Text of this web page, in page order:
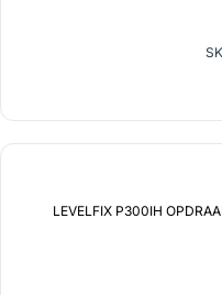
LEVELFIX P300IH